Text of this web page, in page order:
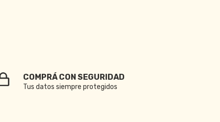
COMPRÁ CON SEGURIDAD
Tus datos siempre protegidos